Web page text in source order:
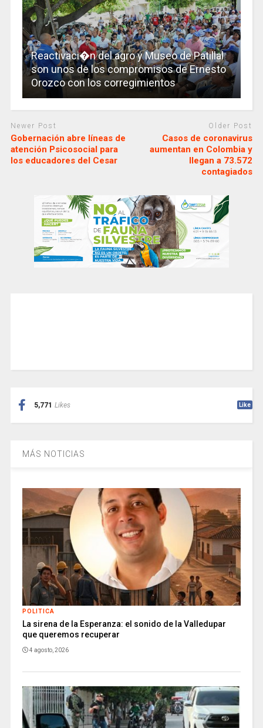
Reactivaci�n del agro y Museo de Patillal
son unos de los compromisos de Ernesto
Orozco con los corregimientos
Newer Post
Gobernación abre líneas de
atención Psicosocial para
los educadores del Cesar
Older Post
Casos de coronavirus
aumentan en Colombia y
llegan a 73.572
contagiados
5,771 Likes Like
MÁS NOTICIAS
POLITICA
La sirena de la Esperanza: el sonido de la Valledupar
que queremos recuperar
4 agosto, 2026